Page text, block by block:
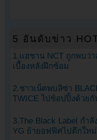
5 อันดับข่าว
1.แฮชาน NCT ถูกพบว่
เบื้องหลังฝึกซ้อม
2.ชาวเน็ตพบลิซ่า
TWICE ไปช้อปปิ้งด้วยกั
3.The Black Label กำ
YG ย้ายอฟฟิศไปตึกให